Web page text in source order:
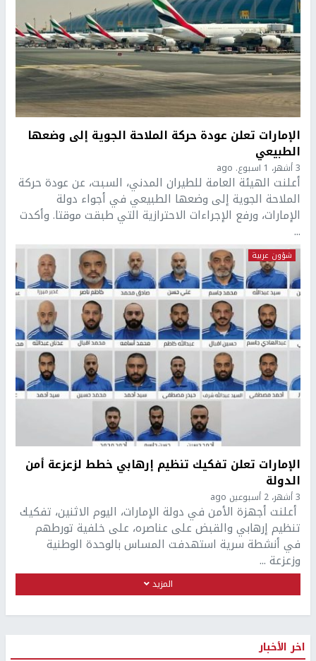
الإمارات تعلن عودة حركة الملاحة الجوية إلى وضعها
الطبيعي
3 أشهر، 1 اسبوع. ago
أعلنت الهيئة العامة للطيران المدني، السبت، عن عودة حركة
الملاحة الجوية إلى وضعها الطبيعي في أجواء دولة
الإمارات، ورفع الإجراءات الاحترازية التي طبقت موقتا. وأكدت
...
شؤون عربية
الإمارات تعلن تفكيك تنظيم إرهابي خطط لزعزعة أمن
الدولة
3 أشهر، 2 أسبوعين ago
أعلنت أجهزة الأمن في دولة الإمارات، اليوم الاثنين، تفكيك
تنظيم إرهابي والقبض على عناصره، على خلفية تورطهم
في أنشطة سرية استهدفت المساس بالوحدة الوطنية
وزعزعة ...
المزيد
اخر الأخبار